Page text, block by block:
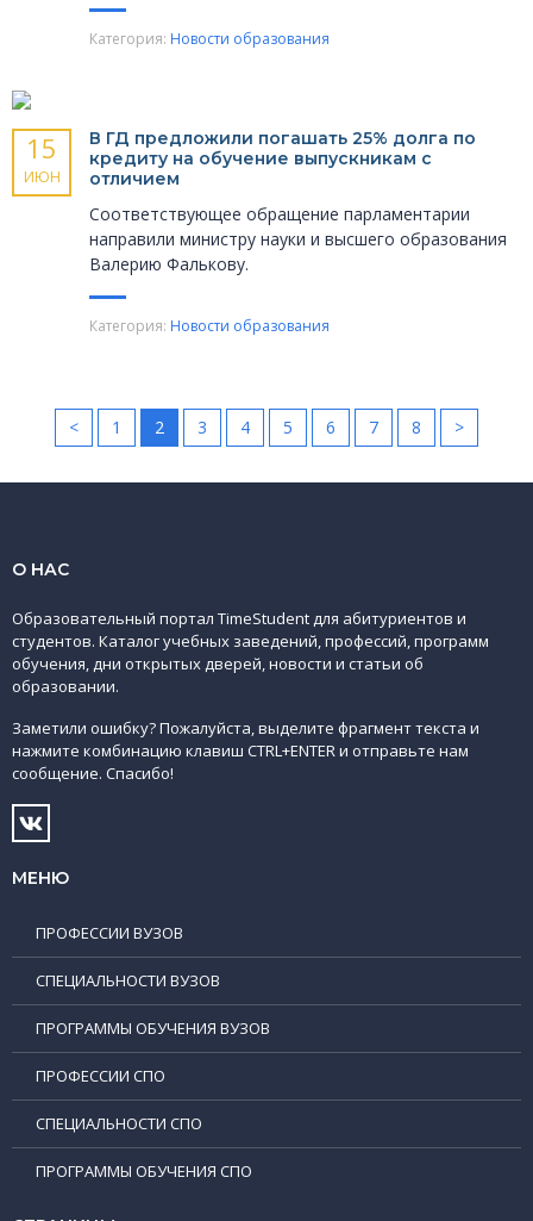
Категория: Новости образования
15
ИЮН
В ГД предложили погашать 25% долга по
кредиту на обучение выпускникам с
отличием
Соответствующее обращение парламентарии
направили министру науки и высшего образования
Валерию Фалькову.
Категория: Новости образования
< 1 2 3 4 5 6 7 8 >
О НАС
Образовательный портал TimeStudent для абитуриентов и
студентов. Каталог учебных заведений, профессий, программ
обучения, дни открытых дверей, новости и статьи об
образовании.
Заметили ошибку? Пожалуйста, выделите фрагмент текста и
нажмите комбинацию клавиш CTRL+ENTER и отправьте нам
сообщение. Спасибо!
МЕНЮ
ПРОФЕССИИ ВУЗОВ
СПЕЦИАЛЬНОСТИ ВУЗОВ
ПРОГРАММЫ ОБУЧЕНИЯ ВУЗОВ
ПРОФЕССИИ СПО
СПЕЦИАЛЬНОСТИ СПО
ПРОГРАММЫ ОБУЧЕНИЯ СПО